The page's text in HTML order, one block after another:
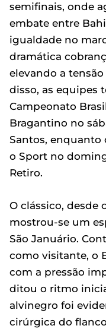
semifinais, onde
embate entre
igualdade no
dramática
elevando a
disso, as equipes
Campeonato
Bragantino no
Santos, enquanto
o Sport no
Retiro.
O clássico, desde
mostrou-se um
São Januário.
como visitante, o
com a pressão
ditou o ritmo
alvinegro foi
cirúrgica do